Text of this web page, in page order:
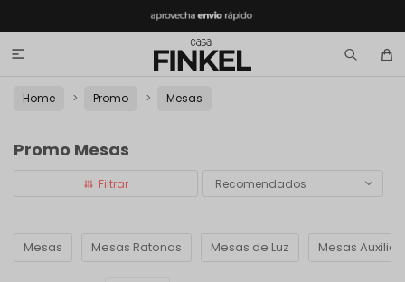

Home Promo Mesas
Promo Mesas
Recomendados
Mesas Mesas Ratonas Mesas de Luz Mesas